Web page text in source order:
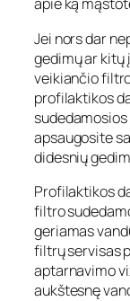
Jei nors dar
gedimų ar kitų
veikiančio
profilaktikos
apsaugosite
didesnių
Profilaktikos
filtro
geriamas
filtrų servisas
aptarnavimo
aukštesnę